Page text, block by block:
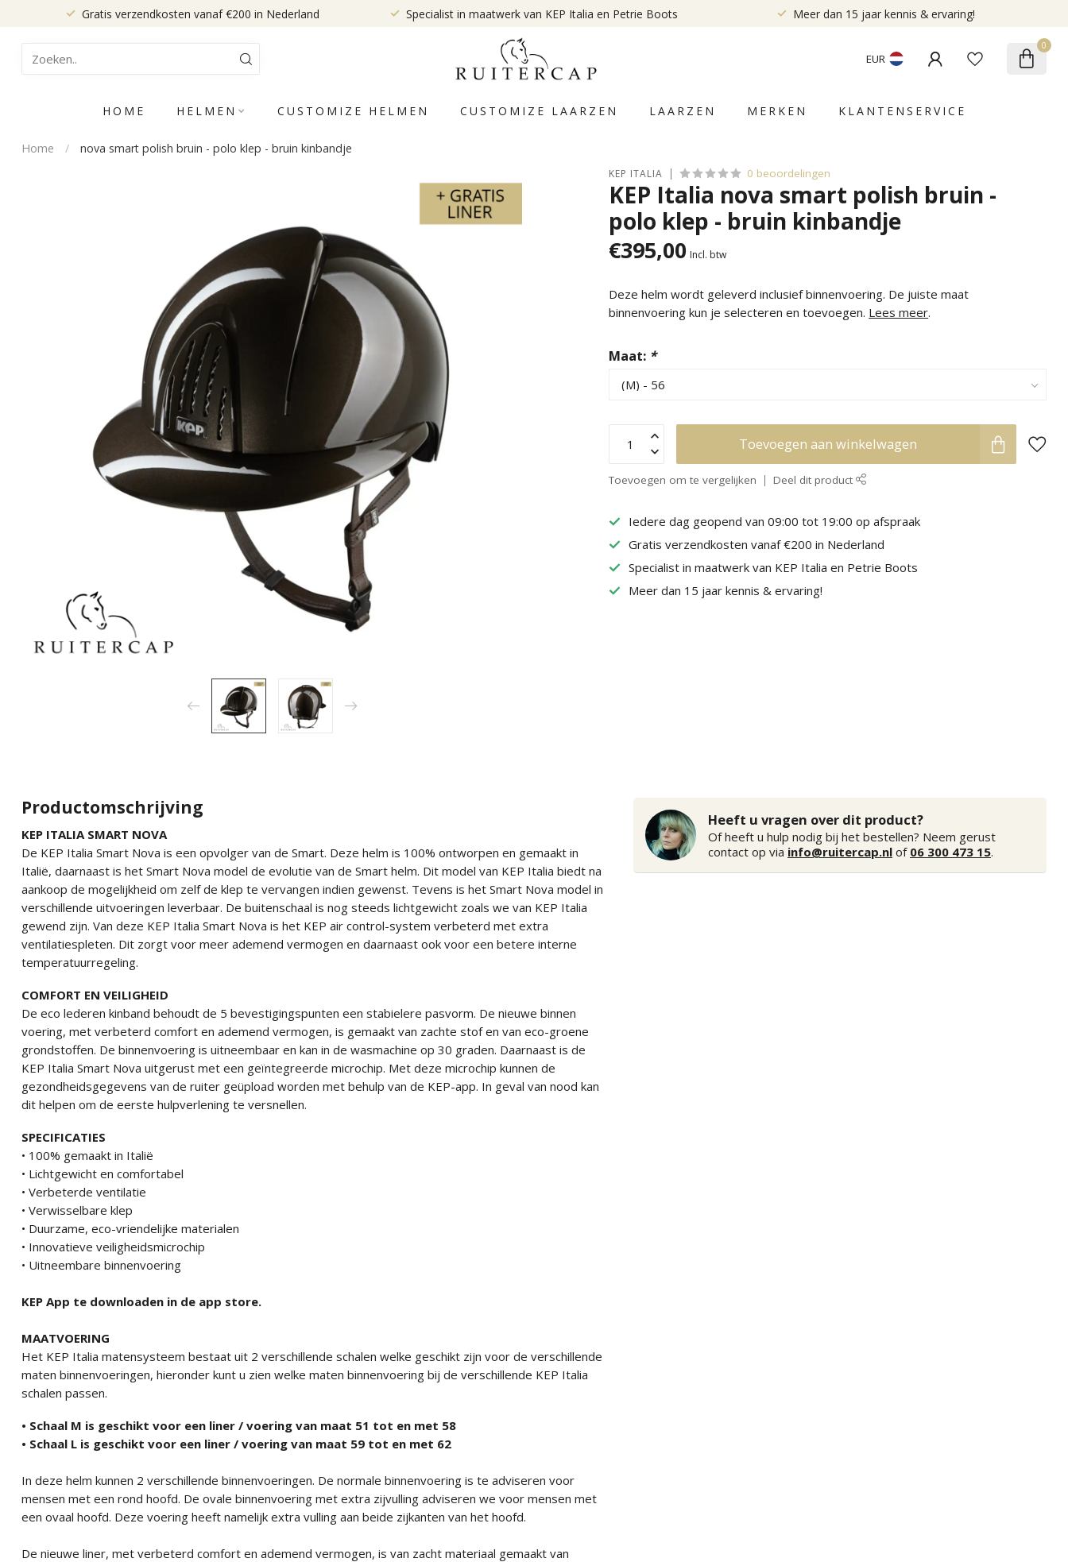
Gratis verzendkosten vanaf €200 in Nederland Specialist in maatwerk van KEP Italia en Petrie Boots Meer dan 15 jaar kennis & ervaring!
EUR
0
HOME HELMEN CUSTOMIZE HELMEN CUSTOMIZE LAARZEN LAARZEN MERKEN KLANTENSERVICE
Home / nova smart polish bruin - polo klep - bruin kinbandje
KEP ITALIA 0 beoordelingen
KEP Italia nova smart polish bruin -
polo klep - bruin kinbandje
€395,00 Incl. btw
Deze helm wordt geleverd inclusief binnenvoering. De juiste maat
binnenvoering kun je selecteren en toevoegen. Lees meer.
Maat: *
Toevoegen aan winkelwagen
Toevoegen om te vergelijken Deel dit product
Iedere dag geopend van 09:00 tot 19:00 op afspraak
Gratis verzendkosten vanaf €200 in Nederland
Specialist in maatwerk van KEP Italia en Petrie Boots
Meer dan 15 jaar kennis & ervaring!
Productomschrijving
KEP ITALIA SMART NOVA
De KEP Italia Smart Nova is een opvolger van de Smart. Deze helm is 100% ontworpen en gemaakt in
Italië, daarnaast is het Smart Nova model de evolutie van de Smart helm. Dit model van KEP Italia biedt na
aankoop de mogelijkheid om zelf de klep te vervangen indien gewenst. Tevens is het Smart Nova model in
verschillende uitvoeringen leverbaar. De buitenschaal is nog steeds lichtgewicht zoals we van KEP Italia
gewend zijn. Van deze KEP Italia Smart Nova is het KEP air control-system verbeterd met extra
ventilatiespleten. Dit zorgt voor meer ademend vermogen en daarnaast ook voor een betere interne
temperatuurregeling.
COMFORT EN VEILIGHEID
De eco lederen kinband behoudt de 5 bevestigingspunten een stabielere pasvorm. De nieuwe binnen
voering, met verbeterd comfort en ademend vermogen, is gemaakt van zachte stof en van eco-groene
grondstoffen. De binnenvoering is uitneembaar en kan in de wasmachine op 30 graden. Daarnaast is de
KEP Italia Smart Nova uitgerust met een geïntegreerde microchip. Met deze microchip kunnen de
gezondheidsgegevens van de ruiter geüpload worden met behulp van de KEP-app. In geval van nood kan
dit helpen om de eerste hulpverlening te versnellen.
SPECIFICATIES
• 100% gemaakt in Italië
• Lichtgewicht en comfortabel
• Verbeterde ventilatie
• Verwisselbare klep
• Duurzame, eco-vriendelijke materialen
• Innovatieve veiligheidsmicrochip
• Uitneembare binnenvoering
KEP App te downloaden in de app store.
MAATVOERING
Het KEP Italia matensysteem bestaat uit 2 verschillende schalen welke geschikt zijn voor de verschillende
maten binnenvoeringen, hieronder kunt u zien welke maten binnenvoering bij de verschillende KEP Italia
schalen passen.
• Schaal M is geschikt voor een liner / voering van maat 51 tot en met 58
• Schaal L is geschikt voor een liner / voering van maat 59 tot en met 62
In deze helm kunnen 2 verschillende binnenvoeringen. De normale binnenvoering is te adviseren voor
mensen met een rond hoofd. De ovale binnenvoering met extra zijvulling adviseren we voor mensen met
een ovaal hoofd. Deze voering heeft namelijk extra vulling aan beide zijkanten van het hoofd.
De nieuwe liner, met verbeterd comfort en ademend vermogen, is van zacht materiaal gemaakt van
Heeft u vragen over dit product?
Of heeft u hulp nodig bij het bestellen? Neem gerust
contact op via info@ruitercap.nl of 06 300 473 15.